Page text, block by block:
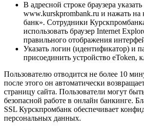
В адресной строке браузера указать
www.kurskprombank.ru и нажать на
банк». Сотрудники
использовать браузер Internet
правильного отображения
Указать логин (идентификатор) и
присоединить устройство eToken,
Пользователю отводится не более 10
после этого он автоматически
страницу сайта. Пользователи могут
безопасной работе в онлайн банкинге.
SSL Курскпромбанк обеспечивает
персональных данных.